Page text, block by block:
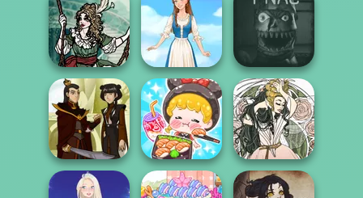
Flamenco Dancer Medieval Doll https://www.dolldivine.com/
Moonlit
Masquerade
Folklore Fashion
Five Nights At
Christmas